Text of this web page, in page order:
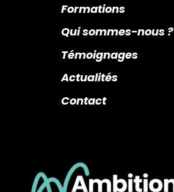
Formations
Qui sommes-nous ?
Témoignages
Actualités
Contact